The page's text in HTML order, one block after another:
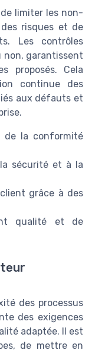
limiter les non-
risques et de
Les contrôles
non, garantissent
proposés. Cela
continue des
aux défauts et
de la conformité
sécurité et à la
grâce à des
qualité et de
des processus
des exigences
adaptée. Il est
de mettre en